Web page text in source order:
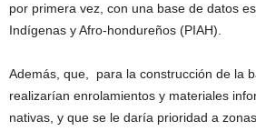
por primera vez, con una base de datos
Indígenas y Afro-hondureños (PIAH).
Además, que, para la construcción de la
realizarían enrolamientos y materiales
nativas, y que se le daría prioridad a